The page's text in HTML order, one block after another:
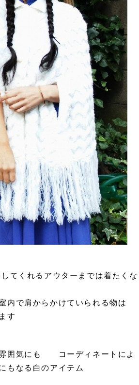
てくれるアウターまでは着たくな
内で肩からかけていられる物は
す
雰囲気にも コーディネートによ
もなる白のアイテム